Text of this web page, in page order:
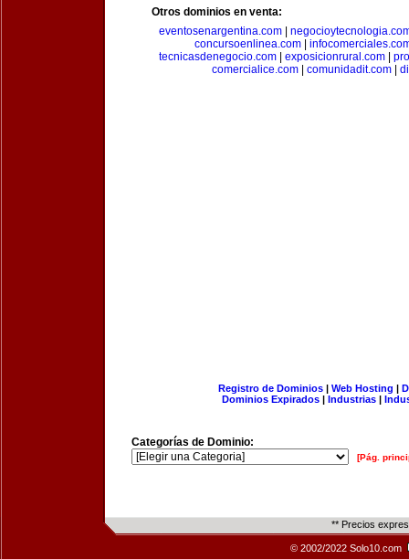
Otros dominios en venta:
eventosenargentina.com
concursoenlinea.com|
tecnicasdenegocio.com
exposicionrural.com
comercialice.com| comunidadit.com|
Registro de Dominios| Web Hosting |
Dominios Expirados | Industrias |
Categorías de Dominio:
[Pág.
** Precios
© 2002/2022 Solo10.com